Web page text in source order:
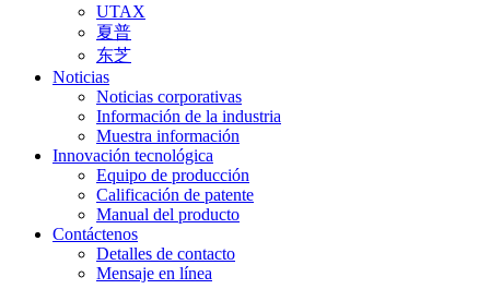
UTAX
夏普
东芝
Noticias
Noticias corporativas
Información de la industria
Muestra información
Innovación tecnológica
Equipo de producción
Calificación de patente
Manual del producto
Contáctenos
Detalles de contacto
Mensaje en línea